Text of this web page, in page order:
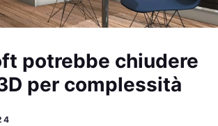
potrebbe chiudere
per complessità